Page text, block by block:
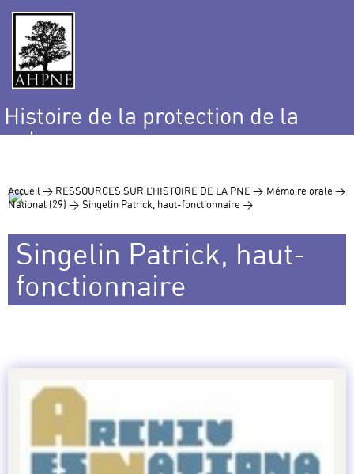
Histoire de la protection de la
nature
Accueil > RESSOURCES SUR L’HISTOIRE DE LA PNE > Mémoire orale >
National (29) > Singelin Patrick, haut-fonctionnaire >
Singelin Patrick, haut-
fonctionnaire